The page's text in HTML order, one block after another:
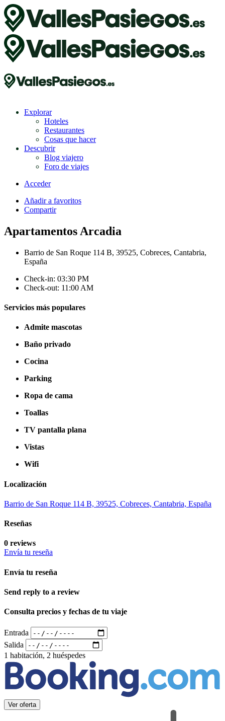
Explorar
Hoteles
Restaurantes
Cosas que hacer
Descubrir
Blog viajero
Foro de viajes
Acceder
Añadir a favoritos
Compartir
Apartamentos Arcadia
Barrio de San Roque 114 B, 39525, Cobreces, Cantabria,
España
Check-in: 03:30 PM
Check-out: 11:00 AM
Servicios más populares
Admite mascotas
Baño privado
Cocina
Parking
Ropa de cama
Toallas
TV pantalla plana
Vistas
Wifi
Localización
Barrio de San Roque 114 B, 39525, Cobreces, Cantabria, España
Reseñas
0 reviews
Envía tu reseña
Envía tu reseña
Send reply to a review
Consulta precios y fechas de tu viaje
Entrada
Salida
1 habitación, 2 huéspedes
Ver oferta